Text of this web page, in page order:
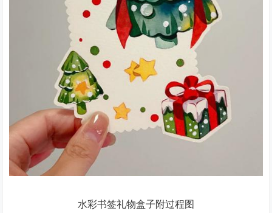
水彩书签礼物盒子附过程图